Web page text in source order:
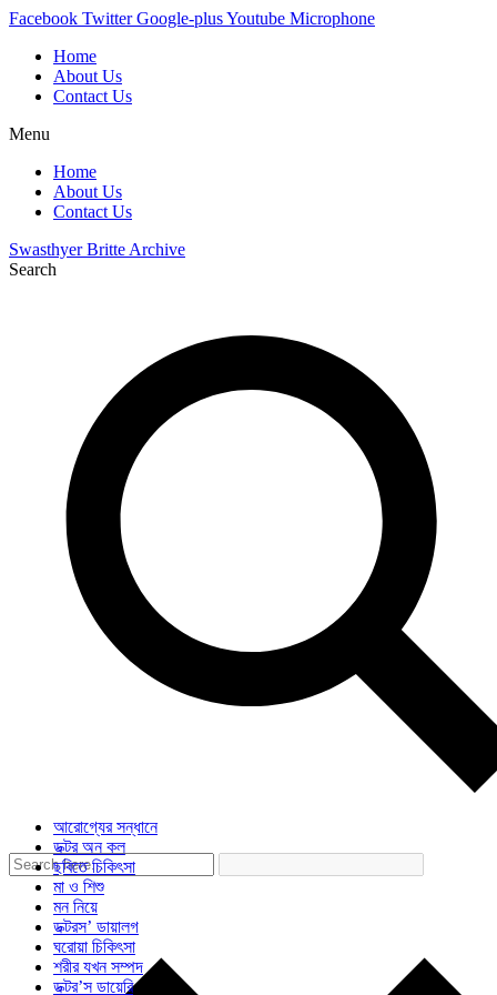
Skip
content
Facebook Twitter Google-plusYoutube Microphone
Home
About Us
Contact Us
Menu
Home
About Us
Contact Us
Swasthyer Britte Archive
Search
আরোগ্যের সন্ধানে
ডক্টর অন কল
ছবিতে চিকিৎসা
মা ও শিশু
মন নিয়ে
ডক্টরস’ ডায়ালগ
ঘরোয়া চিকিৎসা
শরীর যখন সম্পদ
ডক্টর’স ডায়েরি